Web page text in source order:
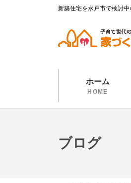
新築住宅を水戸市で検討
ホーム
HOME
ブログ